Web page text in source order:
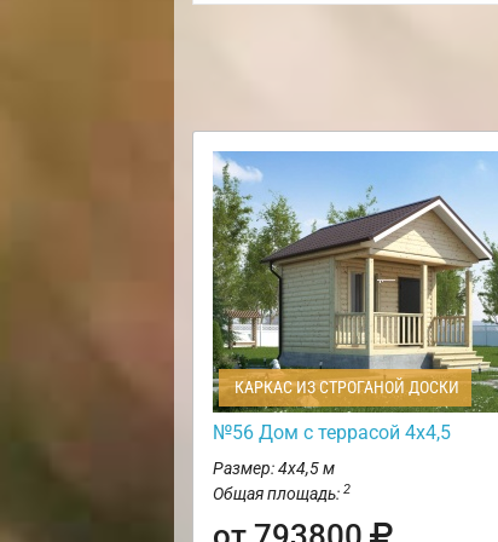
КАРКАС ИЗ СТРОГАНОЙ ДОСКИ
№56 Дом с террасой 4х4,5
Размер: 4х4,5 м
Общая площадь: 2